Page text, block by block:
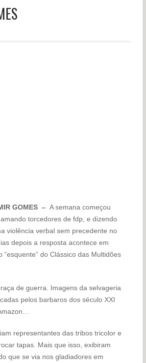
GOMES – A semana começou
torcedores de fdp, e dizendo
violência verbal sem precedente no
depois a resposta acontece em
do Clássico das Multidões
de guerra. Imagens da selvageria
pelos barbaros dos século XXI
representantes das tribos tricolor e
tapas. Mais que isso, exibiram
que se via nos gladiadores em